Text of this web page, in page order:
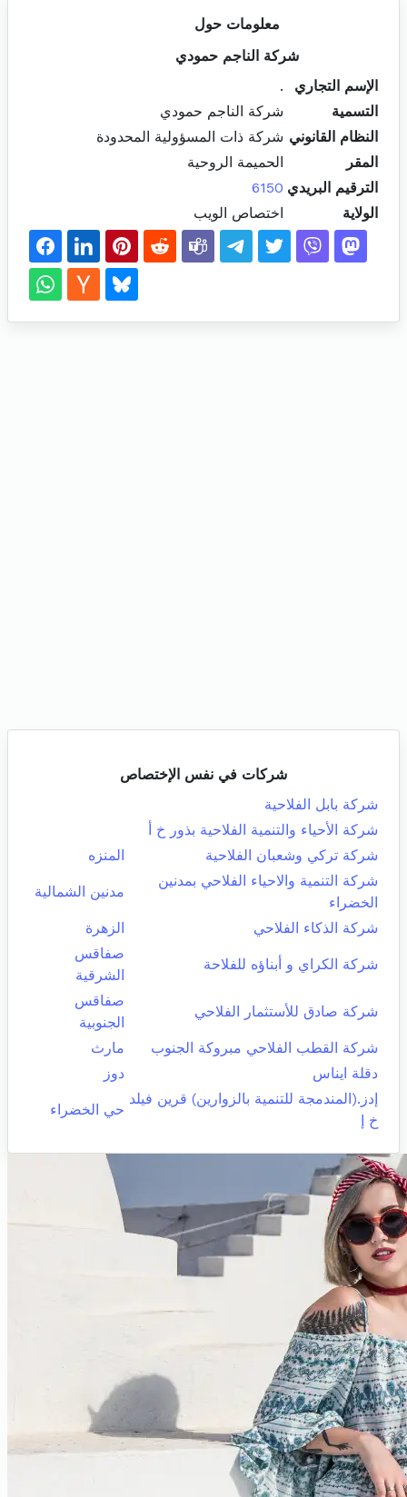
معلومات حول
شركة الناجم حمودي
الإسم التجاري
.
التسمية
شركة الناجم حمودي
النظام القانوني شركة ذات المسؤولية المحدودة
المقر
الحميمة الروحية
الترقيم البريدي 6150
الولاية
اختصاص الويب
شركات في نفس الإختصاص
شركة بابل الفلاحية
شركة الأحياء والتنمية الفلاحية بذور خ أ
شركة تركي وشعبان الفلاحية
المنزه
شركة التنمية والاحياء الفلاحي بمدنين
الخضراء
مدنين الشمالية
شركة الذكاء الفلاحي الزهرة
شركة الكراي و أبناؤه للفلاحة
صفاقس
الشرقية
شركة صادق للأستثمار الفلاحي
صفاقس
الجنوبية
شركة القطب الفلاحي مبروكة الجنوب
مارث
دقلة ايناس
دوز
إدز.(المندمجة للتنمية بالزوارين) قرين فيلد
خ إ
حي الخضراء